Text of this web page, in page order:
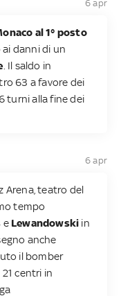
6 apr
al 1° posto
danni di un
. Il saldo in
63 a favore dei
turni alla fine dei
6 apr
Arena, teatro del
tempo
e Lewandowski in
anche
il bomber
centri in